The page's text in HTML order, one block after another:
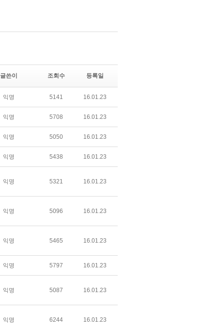
글쓴이 조회수 등록일
익명 5141 16.01.23
익명 5708 16.01.23
익명 5050 16.01.23
익명 5438 16.01.23
익명 5321 16.01.23
익명 5096 16.01.23
익명 5465 16.01.23
익명 5797 16.01.23
익명 5087 16.01.23
익명 6244 16.01.23